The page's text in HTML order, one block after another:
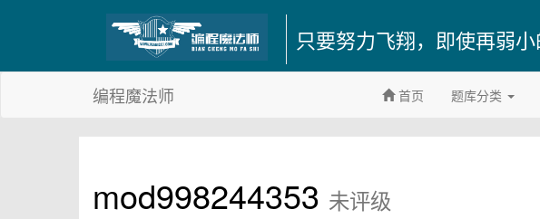
只要努力飞翔，即使再弱
编程魔法师 首页 题库分类
mod998244353 未评级